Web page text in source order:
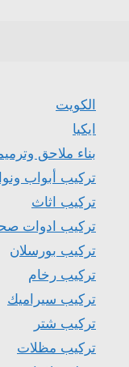
الكويت
ايكيا
بناء ملاحق
تركيب أبواب
تركيب اثاث
تركيب ادوات
تركيب بورسلان
تركيب رخام
تركيب سيراميك
تركيب شتر
تركيب مظلات